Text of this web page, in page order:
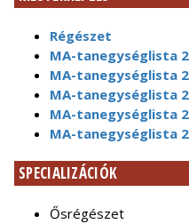
Régészet
MA-tanegységlista
MA-tanegységlista
MA-tanegységlista
MA-tanegységlista
MA-tanegységlista
SPECIALIZÁCIÓK
Ősrégészet